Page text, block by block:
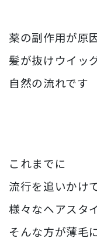
薬の副作用が原
髪が抜けウイッ
自然の流れです
これまでに
流行を追いかけ
様々なヘアスタ
そんな方が薄毛